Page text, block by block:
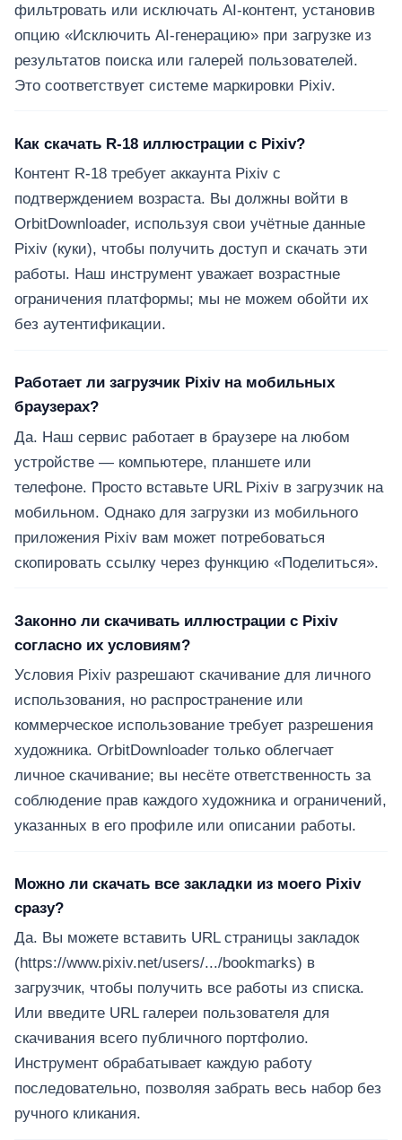
фильтровать или исключать AI-контент, установив
опцию «Исключить AI-генерацию» при загрузке из
результатов поиска или галерей пользователей.
Это соответствует системе маркировки Pixiv.
Как скачать R-18 иллюстрации с Pixiv?
Контент R-18 требует аккаунта Pixiv с
подтверждением возраста. Вы должны войти в
OrbitDownloader, используя свои учётные данные
Pixiv (куки), чтобы получить доступ и скачать эти
работы. Наш инструмент уважает возрастные
ограничения платформы; мы не можем обойти их
без аутентификации.
Работает ли загрузчик Pixiv на мобильных
браузерах?
Да. Наш сервис работает в браузере на любом
устройстве — компьютере, планшете или
телефоне. Просто вставьте URL Pixiv в загрузчик на
мобильном. Однако для загрузки из мобильного
приложения Pixiv вам может потребоваться
скопировать ссылку через функцию «Поделиться».
Законно ли скачивать иллюстрации с Pixiv
согласно их условиям?
Условия Pixiv разрешают скачивание для личного
использования, но распространение или
коммерческое использование требует разрешения
художника. OrbitDownloader только облегчает
личное скачивание; вы несёте ответственность за
соблюдение прав каждого художника и ограничений,
указанных в его профиле или описании работы.
Можно ли скачать все закладки из моего Pixiv
сразу?
Да. Вы можете вставить URL страницы закладок
(https://www.pixiv.net/users/.../bookmarks) в
загрузчик, чтобы получить все работы из списка.
Или введите URL галереи пользователя для
скачивания всего публичного портфолио.
Инструмент обрабатывает каждую работу
последовательно, позволяя забрать весь набор без
ручного кликания.